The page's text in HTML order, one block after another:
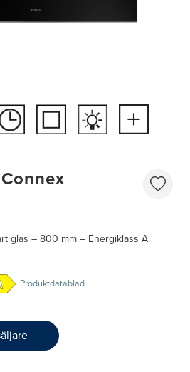
glas – 800 mm – Energiklass A
Produktdatablad